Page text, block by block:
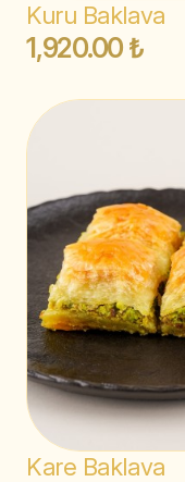
Kuru Baklava
1,920.00 ₺
Kare Baklava